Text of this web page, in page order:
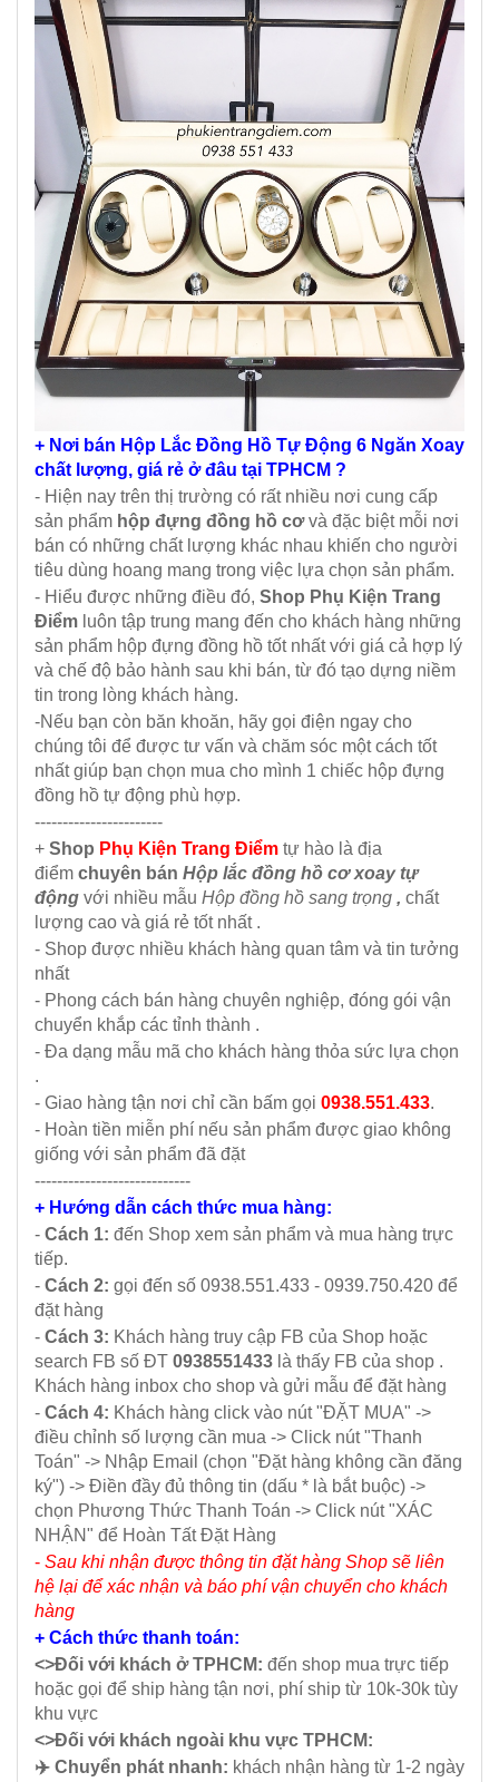
+ Nơi bán Hộp Lắc Đồng Hồ Tự Động 6 Ngăn Xoay
chất lượng, giá rẻ ở đâu tại TPHCM ?
- Hiện nay trên thị trường có rất nhiều nơi cung cấp
sản phẩm hộp đựng đồng hồ cơvà đặc biệt mỗi nơi
bán có những chất lượng khác nhau khiến cho người
tiêu dùng hoang mang trong việc lựa chọn sản phẩm.
- Hiểu được những điều đó, Shop Phụ Kiện Trang
Điểm luôn tập trung mang đến cho khách hàng những
sản phẩm hộp đựng đồng hồ tốt nhất với giá cả hợp lý
và chế độ bảo hành sau khi bán, từ đó tạo dựng niềm
tin trong lòng khách hàng.
-Nếu bạn còn băn khoăn, hãy gọi điện ngay cho
chúng tôi để được tư vấn và chăm sóc một cách tốt
nhất giúp bạn chọn mua cho mình 1 chiếc hộp đựng
đồng hồ tự động phù hợp.
-----------------------
+ Shop Phụ Kiện Trang Điểm tự hào là địa
điểm chuyên bán Hộp lắc đồng hồ cơ xoay tự
động với nhiều mẫu Hộp đồng hồ sang trọng , chất
lượng cao và giá rẻ tốt nhất .
- Shop được nhiều khách hàng quan tâm và tin tưởng
nhất
- Phong cách bán hàng chuyên nghiệp, đóng gói vận
chuyển khắp các tỉnh thành .
- Đa dạng mẫu mã cho khách hàng thỏa sức lựa chọn
.
- Giao hàng tận nơi chỉ cần bấm gọi 0938.551.433.
- Hoàn tiền miễn phí nếu sản phẩm được giao không
giống với sản phẩm đã đặt
----------------------------
+ Hướng dẫn cách thức mua hàng:
- Cách 1: đến Shop xem sản phẩm và mua hàng trực
tiếp.
- Cách 2: gọi đến số 0938.551.433 - 0939.750.420 để
đặt hàng
- Cách 3: Khách hàng truy cập FB của Shop hoặc
search FB số ĐT 0938551433 là thấy FB của shop .
Khách hàng inbox cho shop và gửi mẫu để đặt hàng
- Cách 4: Khách hàng click vào nút "ĐẶT MUA" ->
điều chỉnh số lượng cần mua -> Click nút "Thanh
Toán" -> Nhập Email (chọn "Đặt hàng không cần đăng
ký") -> Điền đầy đủ thông tin (dấu * là bắt buộc) ->
chọn Phương Thức Thanh Toán -> Click nút "XÁC
NHẬN" để Hoàn Tất Đặt Hàng
- Sau khi nhận được thông tin đặt hàng Shop sẽ liên
hệ lại để xác nhận và báo phí vận chuyển cho khách
hàng
+ Cách thức thanh toán:
<>Đối với khách ở TPHCM: đến shop mua trực tiếp
hoặc gọi để ship hàng tận nơi, phí ship từ 10k-30k tùy
khu vực
<>Đối với khách ngoài khu vực TPHCM:
✈️ Chuyển phát nhanh: khách nhận hàng từ 1-2 ngày